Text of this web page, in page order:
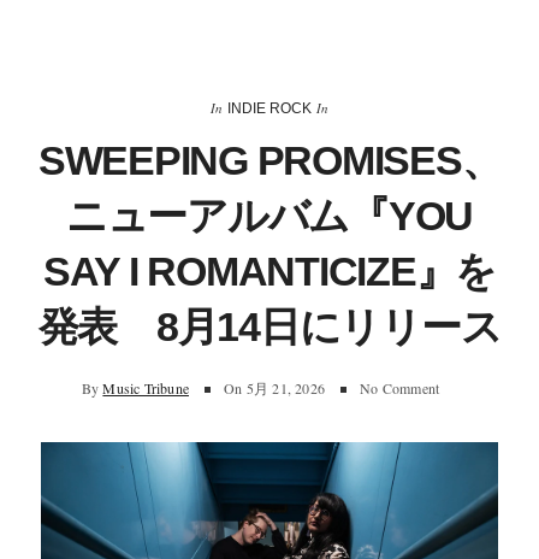
In INDIE ROCK In
SWEEPING PROMISES、
ニューアルバム『YOU
SAY I ROMANTICIZE』を
発表 8月14日にリリース
By Music Tribune On 5月 21, 2026 No Comment